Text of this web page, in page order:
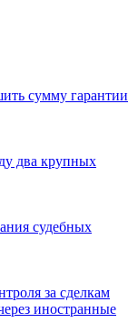
сумму гарантии
два крупных
судебных
за сделкам
иностранные